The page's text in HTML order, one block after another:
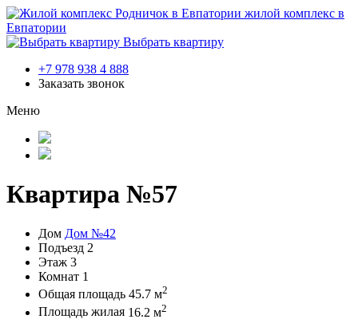
жилой комплекс в
Евпатории
Выбрать квартиру
+7 978 938 4 888
Заказать звонок
Меню
Квартира №57
Дом Дом №42
Подъезд 2
Этаж 3
Комнат 1
Общая площадь 45.7 м2
Площадь жилая 16.2 м2